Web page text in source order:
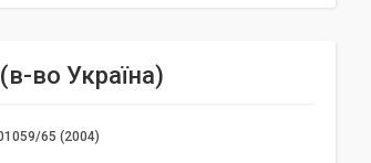
во Україна)
65 (2004)